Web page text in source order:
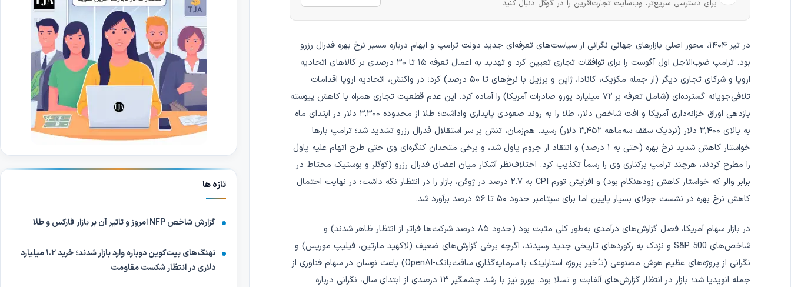
برای دسترسی سریع‌تر، وب‌سایت تجارت‌آفرین را در گوگل دنبال کنید
در تیر ۱۴۰۴، محور اصلی بازارهای جهانی نگرانی از سیاست‌های تعرفه‌ای جدید دولت ترامپ و ابهام درباره مسیر نرخ بهره فدرال رزرو
بود. ترامپ ضرب‌الاجل اول آگوست را برای توافقات تجاری تعیین کرد و تهدید به اعمال تعرفه ۱۵ تا ۳۰ درصدی بر کالاهای اتحادیه
اروپا و شرکای تجاری دیگر (از جمله مکزیک، کانادا، ژاپن و برزیل با نرخ‌های تا ۵۰ درصد) کرد؛ در واکنش، اتحادیه اروپا اقدامات
تلافی‌جویانه گسترده‌ای (شامل تعرفه بر ۷۲ میلیارد یورو صادرات آمریکا) را آماده کرد. این عدم قطعیت تجاری همراه با کاهش پیوسته
بازدهی اوراق خزانه‌داری آمریکا و افت شاخص دلار، طلا را به روند صعودی پایداری واداشت؛ طلا از محدوده ۳,۳۰۰ دلار در ابتدای ماه
به بالای ۳,۴۰۰ دلار (نزدیک سقف سه‌ماهه ۳,۴۵۲ دلار) رسید. هم‌زمان، تنش بر سر استقلال فدرال رزرو تشدید شد؛ ترامپ بارها
خواستار کاهش شدید نرخ بهره (حتی به ۱ درصد) و انتقاد از جروم پاول شد، و برخی متحدان کنگره‌ای وی حتی طرح اتهام علیه پاول
را مطرح کردند، هرچند ترامپ برکناری وی را رسماً تکذیب کرد. اختلاف‌نظر آشکار میان اعضای فدرال رزرو (کوگلر و بوستیک محتاط در
برابر والر که خواستار کاهش زودهنگام بود) و افزایش تورم CPI به ۲.۷ درصد در ژوئن، بازار را در انتظار نگه داشت؛ در نهایت احتمال
کاهش نرخ بهره در نشست جولای بسیار پایین اما برای سپتامبر حدود ۵۰ تا ۵۶ درصد برآورد شد.
در بازار سهام آمریکا، فصل گزارش‌های درآمدی به‌طور کلی مثبت بود (حدود ۸۵ درصد شرکت‌ها فراتر از انتظار ظاهر شدند) و
شاخص‌های S&P 500 و نزدک به رکوردهای تاریخی جدید رسیدند، اگرچه برخی گزارش‌های ضعیف (لاکهید مارتین، فیلیپ موریس) و
نگرانی از پروژه‌های عظیم هوش مصنوعی (تأخیر پروژه استارلینک با سرمایه‌گذاری سافت‌بانک-OpenAI) باعث نوسان در سهام فناوری از
جمله انویدیا شد؛ بازار در انتظار گزارش‌های آلفابت و تسلا بود. یورو نیز با رشد چشمگیر ۱۳ درصدی از ابتدای سال، نگرانی درباره
تازه ها
گزارش شاخص NFP امروز و تاثیر آن بر بازار فارکس و طلا
نهنگ‌های بیت‌کوین دوباره وارد بازار شدند؛ خرید ۱.۲ میلیارد
دلاری در انتظار شکست مقاومت